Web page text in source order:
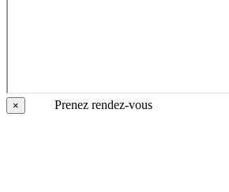
× Prenez rendez-vous